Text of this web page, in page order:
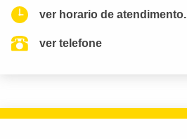
ver horario de atendimento.
ver telefone